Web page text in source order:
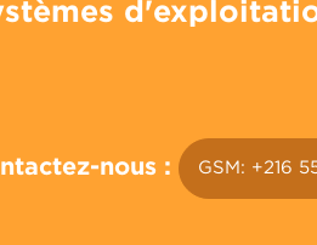
nous : GSM: +216